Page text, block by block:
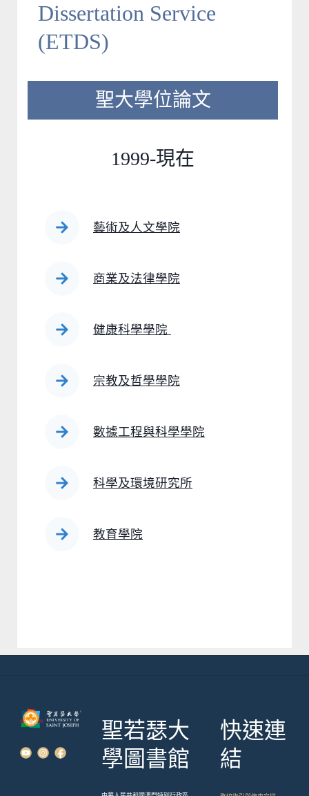
Dissertation Service
(ETDS)
聖大學位論文
1999-現在
藝術及人文學院
商業及法律學院
健康科學學院
宗教及哲學學院
數據工程與科學學院
科學及環境研究所
教育學院
聖若瑟大
學圖書館
快速連
結